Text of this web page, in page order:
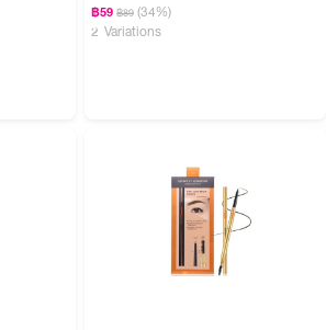
฿59 ฿89 (34%)
2 Variations